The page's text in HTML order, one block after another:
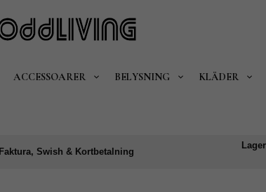
ACCESSOARER BELYSNING KLÄDER
Faktura, Swish & Kortbetalning